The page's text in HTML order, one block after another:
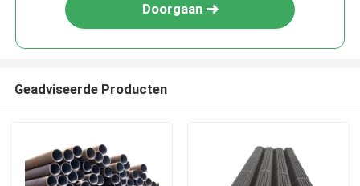
Doorgaan
Geadviseerde Producten